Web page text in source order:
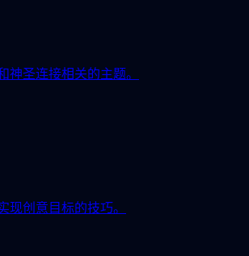
神圣连接相关的主题。
现创意目标的技巧。